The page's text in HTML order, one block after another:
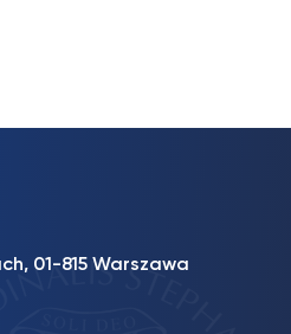
01-815 Warszawa